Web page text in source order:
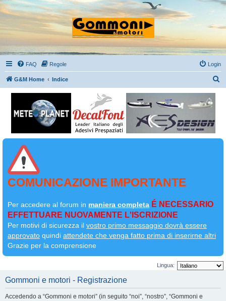
FAQ Regole Login
G&M Home Indice
COMUNICAZIONE IMPORTANTE
Per accedere al forum in maniera completa É NECESSARIO
EFFETTUARE NUOVAMENTE L'ISCRIZIONE
Per motivi di sicurezza il vostro primo messaggio dovrà essere
approvato quindi attendete che venga fatto prima di inserirne altri
Grazie per la comprensione
Lingua:
Gommoni e motori - Registrazione
Accedendo a “Gommoni e motori” (in seguito “noi”, “nostro”, “Gommoni e